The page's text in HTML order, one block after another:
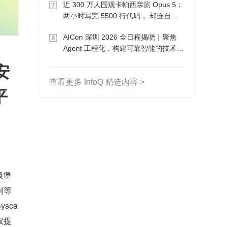
堡
等
提
7
近 300 万人围观卡帕西亲测 Opus 5：
两小时写完 5500 行代码， 却连自己
8
AICon 深圳 2026 全日程揭晓｜聚焦
Agent 工程化，构建可靠智能的技术路
查看更多 InfoQ 精选内容 >